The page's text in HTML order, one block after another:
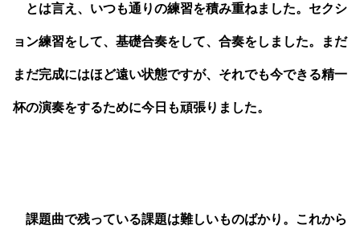
とは言え、いつも通りの練習を積み重ねました。セクシ
ョン練習をして、基礎合奏をして、合奏をしました。まだ
まだ完成にはほど遠い状態ですが、それでも今できる精一
杯の演奏をするために今日も頑張りました。
課題曲で残っている課題は難しいものばかり。これから